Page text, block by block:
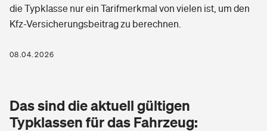
Berufshaftpflichtversicherung
Rentenrechner: Wie viel Geld bekomme ich im Alter?
Photovoltaik
Wärmepumpen versichern
Vermieterrrechtsschutz
Rechts­schutz­ver­si­che­rung
Kinderunfall­ver­si­che­rung
Private Krankenversicherung
Tierkrankenversicherung
die Typklasse nur ein Tarifmerkmal von vielen ist, um den
Kfz-Versicherungsbeitrag zu berechnen.
08.04.2026
Das sind die aktuell gültigen
Typklassen für das Fahrzeug: